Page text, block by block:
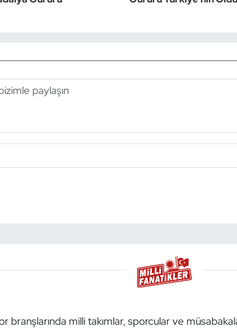
branşlarında milli takımlar, sporcular ve